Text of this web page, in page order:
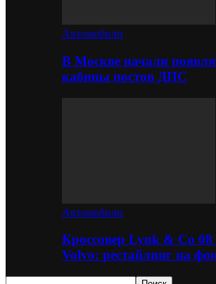
Автомобили
В Москве начали
кабины постов ДПС
Автомобили
Кроссовер Lynk & Co
Volvo: рестайлинг на